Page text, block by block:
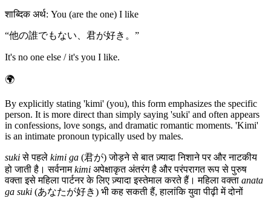
शाब्दिक अर्थ: You (are the one) I like
“他の誰でもない、君が好き。 ”
It's no one else / it's you I like.
🌍
By explicitly stating 'kimi' (you), this form emphasizes the specific
person. It is more direct than simply saying 'suki' and often appears
in confessions, love songs, and dramatic romantic moments. 'Kimi'
is an intimate pronoun typically used by males.
sukiसे पहले kimi ga (君が) जोड़ने से बात ज़्यादा निशाने पर और नाटकीय
हो जाती है। सर्वनामkimi अपेक्षाकृत अंतरंग है और परंपरागत रूप से पुरुष
वक्ता इसे महिला पार्टनर के लिए ज़्यादा इस्तेमाल करते हैं। महिला वक्ता anata
ga suki (あなたが好き) भी कह सकती हैं, हालांकि युवा पीढ़ी में दोनों